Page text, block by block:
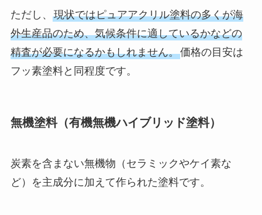
ただし、 現状ではピュアアクリル塗料の多くが海
外生産品のため、気候条件に適しているかなどの
精査が必要になるかもしれません。価格の目安は
フッ素塗料と同程度です。
無機塗料（有機無機ハイブリッド塗料）
炭素を含まない無機物（セラミックやケイ素な
ど）を主成分に加えて作られた塗料です。